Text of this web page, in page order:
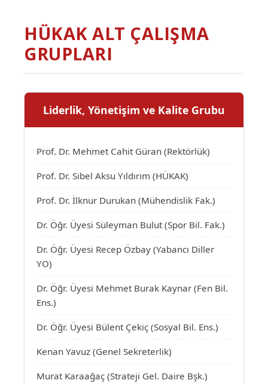
HÜKAK ALT ÇALIŞMA
GRUPLARI
Liderlik, Yönetişim ve Kalite Grubu
Prof. Dr. Mehmet Cahit Güran (Rektörlük)
Prof. Dr. Sibel Aksu Yıldırım (HÜKAK)
Prof. Dr. İlknur Durukan (Mühendislik Fak.)
Dr. Öğr. Üyesi Süleyman Bulut (Spor Bil. Fak.)
Dr. Öğr. Üyesi Recep Özbay (Yabancı Diller
YO)
Dr. Öğr. Üyesi Mehmet Burak Kaynar (Fen Bil.
Ens.)
Dr. Öğr. Üyesi Bülent Çekiç (Sosyal Bil. Ens.)
Kenan Yavuz (Genel Sekreterlik)
Murat Karaağaç (Strateji Gel. Daire Bşk.)